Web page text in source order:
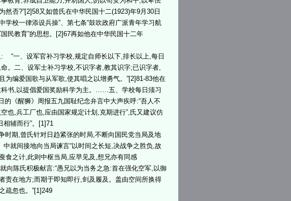
否?”[2]58又如曾氏在中华民国十二(1923)年9月30日
学校一律添设兵操”、第七条“鼓吹政府广派青年学习航
民教育”的思想。[2]67再如他在中华民国十二年
: “一、设军官补习学校,规定自师长以下,排长以上,每日
。二、设军士补习学校,不识字者,教其识字;已识字者,
编爱国歌与从军歌,使其唱之以增勇气。”[2]81-83他在
科书,以提倡爱国奖励科学为主。……五、学校每日须习
《醒狮》周报五九国耻纪念弁言中大声疾呼:“吾人不
也,兵工厂也,应由国家规定计划,克期进行”,氏又建议仿
相辅而行”。[1]71
期,曾氏针对日趋紧张的时局,不断向国民党当局及地
就间接地向当局谏言“以时间之长短,决战争之胜负,故
食之计,此则中枢当局,应早见及,想兄亦有同感
向陈氏积极献言:“愚兄以为当务之急:首在强化空军,以御
责在地方;而期于即知即行,剑及履及。盖由空间所换得
疏忽也。”[1]249